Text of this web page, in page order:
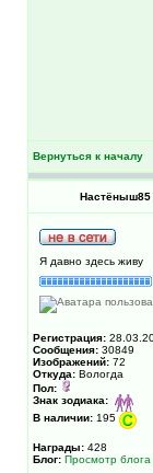
Вернуться к началу
Настёныш85
Я давно здесь живу
Регистрация:
Сообщения: 30849
Изображений: 72
Откуда: Вологда
Пол:
Знак зодиака:
В наличии: 195
Награды: 428
Блог: Просмотр блога